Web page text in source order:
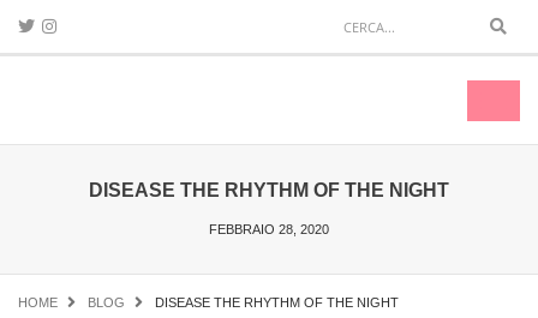
DISEASE THE RHYTHM OF THE NIGHT
FEBBRAIO 28, 2020
HOME BLOG DISEASE THE RHYTHM OF THE NIGHT